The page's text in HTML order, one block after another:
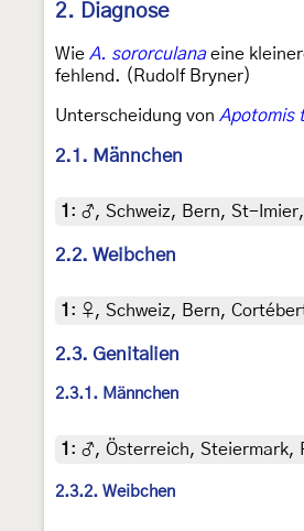
2. Diagnose
Wie A. sororculanaeine
fehlend. (Rudolf Bryner)
Unterscheidung von Apotomis
2.1. Männchen
1 : ♂, Schweiz, Bern, St-
2.2. Weibchen
1 : ♀, Schweiz, Bern,
2.3. Genitalien
2.3.1. Männchen
1 : ♂, Österreich, Steiermark,
2.3.2. Weibchen